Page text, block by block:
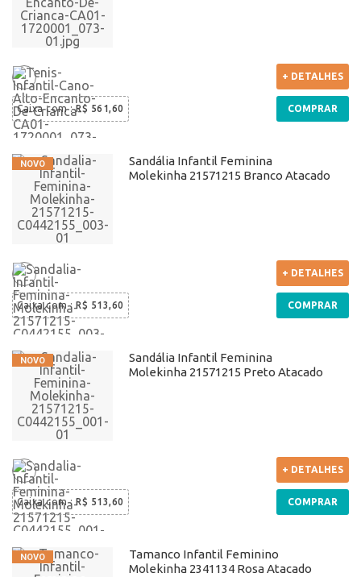
Caixa com:R$ 561,60
+ DETALHES
COMPRAR
Sandália Infantil Feminina
Molekinha 21571215 Branco Atacado
Caixa com: R$ 513,60
+ DETALHES
COMPRAR
Sandália Infantil Feminina
Molekinha 21571215 Preto Atacado
Caixa com: R$ 513,60
+ DETALHES
COMPRAR
Tamanco Infantil Feminino
Molekinha 2341134 Rosa Atacado